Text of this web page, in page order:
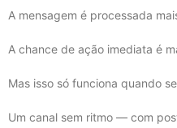
A mensagem é processada
A chance de ação imediata é
Mas isso só funciona quando
Um canal sem ritmo — com